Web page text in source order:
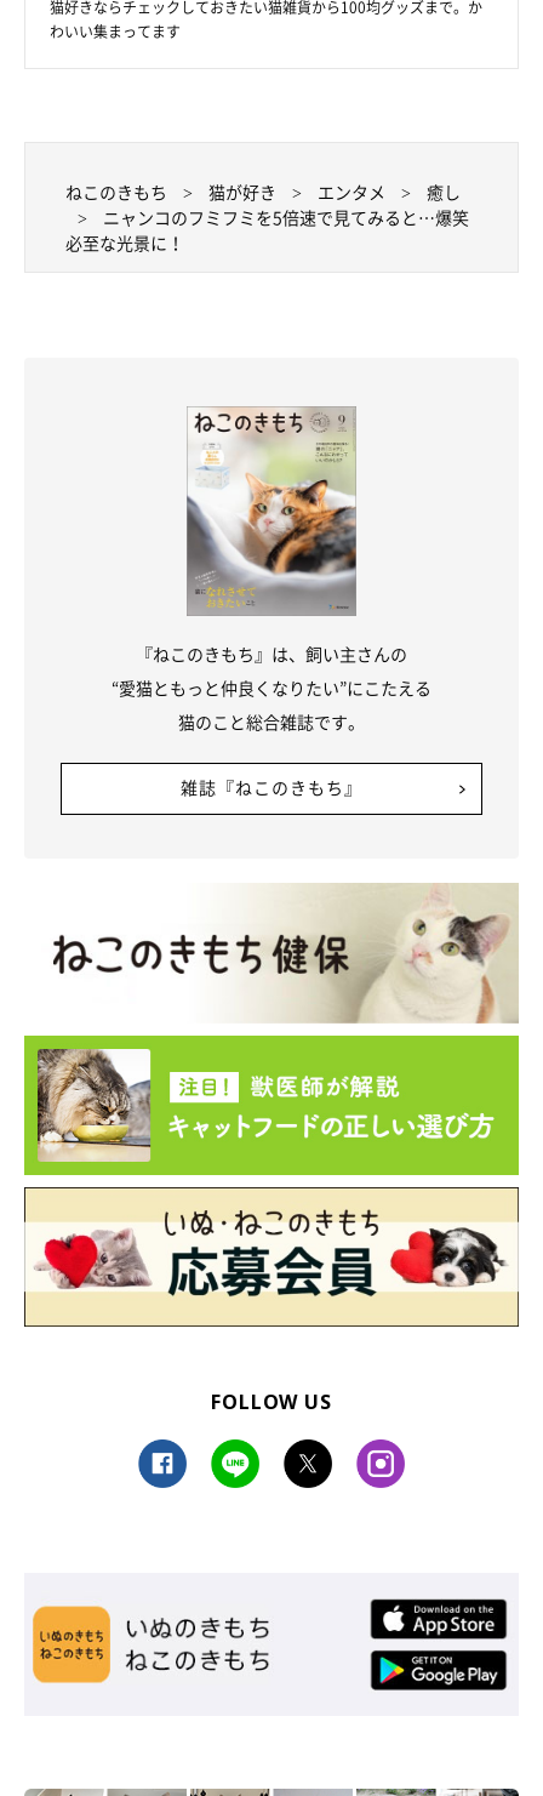
猫好きならチェックしておきたい猫雑貨から100均グッズまで。か
わいい集まってます
ねこのきもち 猫が好き エンタメ
癒し
ニャンコのフミフミを5倍速で見てみると…爆笑
必至な光景に！
『ねこのきもち』は、飼い主さんの
“愛猫ともっと仲良くなりたい”にこたえる
猫のこと総合雑誌です。
雑誌『ねこのきもち』
FOLLOW US